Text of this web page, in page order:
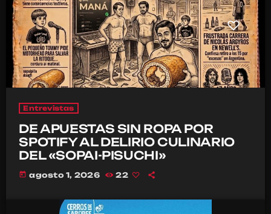
Entrevistas
DE APUESTAS SIN ROPA POR
SPOTIFY AL DELIRIO CULINARIO
DEL «SOPAI-PISUCHI»
today agosto 1, 2026 22